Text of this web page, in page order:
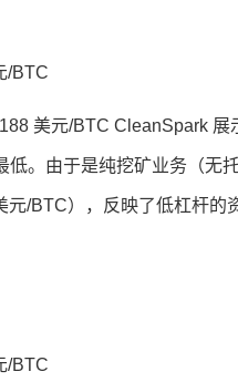
/BTC
美元/BTC CleanSpark
低。由于是纯挖矿业务（无
元/BTC），反映了低杠杆的
/BTC